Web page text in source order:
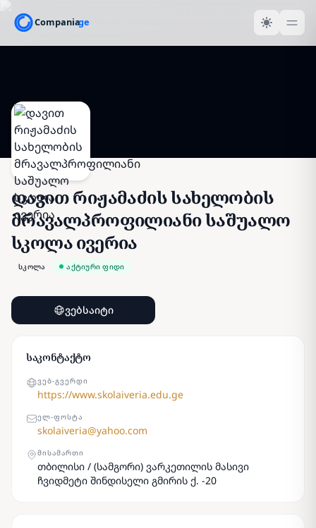
დავით რიჟამაძის სახელობის
მრავალპროფილიანი საშუალო
სკოლა ივერია
სკოლა აქტიური ფიდი
ვებსაიტი
საკონტაქტო
ᲕᲔᲑ-ᲒᲕᲔᲠᲓᲘ
https://www.skolaiveria.edu.ge
ᲔᲚ-ᲤᲝᲡᲢᲐ
skolaiveria@yahoo.com
ᲛᲘᲡᲐᲛᲐᲠᲗᲘ
თბილისი / (სამგორი) ვარკეთილის მასივი
ჩვიდმეტი შინდისელი გმირის ქ. -20